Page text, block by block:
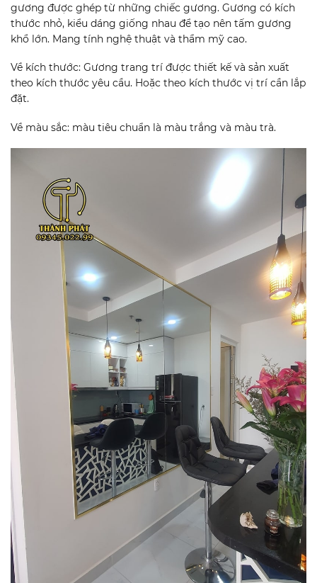
gương được ghép từ những chiếc gương. Gương có kích
thước nhỏ, kiểu dáng giống nhau để tạo nên tấm gương
khổ lớn. Mang tính nghệ thuật và thẩm mỹ cao.
Về kích thước: Gương trang trí được thiết kế và sản xuất
theo kích thước yêu cầu. Hoặc theo kích thước vị trí cần lắp
đặt.
Về màu sắc: màu tiêu chuẩn là màu trắng và màu trà.